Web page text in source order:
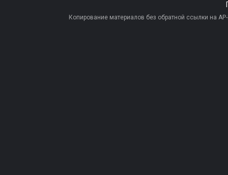
Копирование материалов без обратной ссылки на